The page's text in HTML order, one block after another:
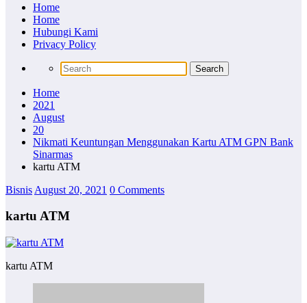
Home
Home
Hubungi Kami
Privacy Policy
Home
2021
August
20
Nikmati Keuntungan Menggunakan Kartu ATM GPN Bank
Sinarmas
kartu ATM
Bisnis August 20, 2021 0 Comments
kartu ATM
kartu ATM